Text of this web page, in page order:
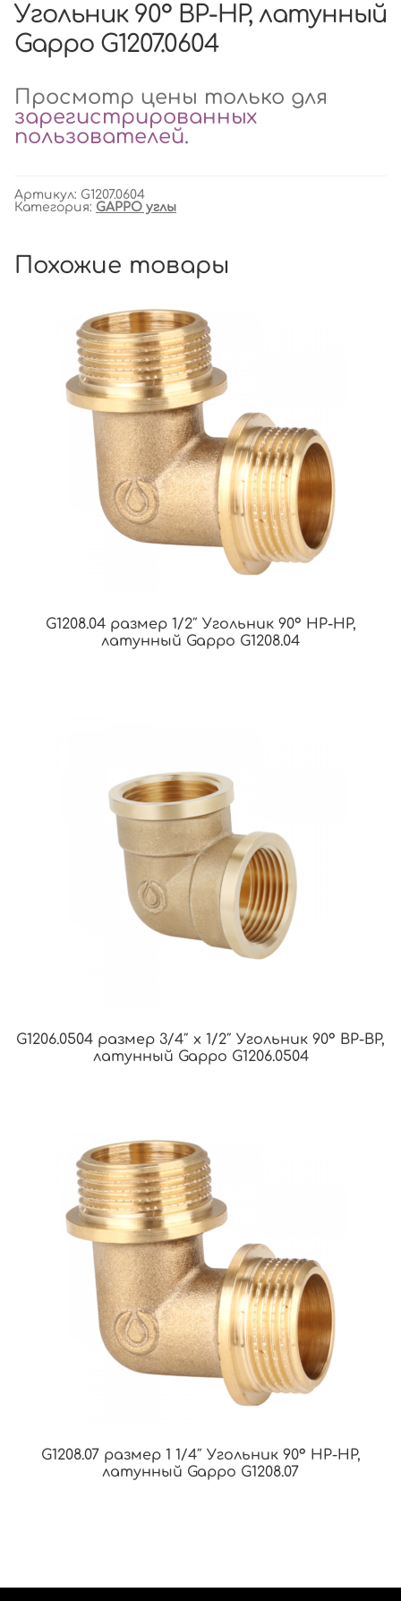
Угольник 90° ВР-НР, латунный
Gappo G1207.0604
Просмотр цены только для
зарегистрированных
пользователей.
Артикул: G1207.0604
Категория: GAPPO углы
Похожие товары
G1208.04 размер 1/2″ Угольник 90° НР-НР,
латунный Gappo G1208.04
G1206.0504 размер 3/4″ х 1/2″ Угольник 90° ВР-ВР,
латунный Gappo G1206.0504
G1208.07 размер 1 1/4″ Угольник 90° НР-НР,
латунный Gappo G1208.07